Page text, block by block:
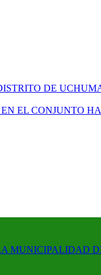
DE
EL CONJUNTO
MUNICIPALIDAD